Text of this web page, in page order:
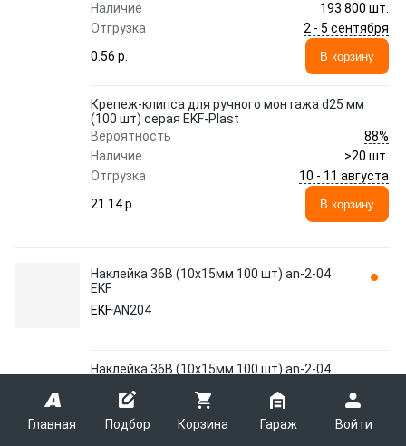
Главная Подбор Корзина Гараж Войти
Наличие
193 800 шт.
Отгрузка
2 - 5 сентября
0.56 p.
В корзину
Крепеж-клипса для ручного монтажа d25 мм
(100 шт) серая EKF-Plast
Вероятность
88%
Наличие
>20 шт.
Отгрузка
10 - 11 августа
21.14 p.
В корзину
Наклейка 36В (10x15мм 100 шт) an-2-04
EKF
EKFAN204
Наклейка 36В (10x15мм 100 шт) an-2-04
Наличие
1 287 шт.
Отгрузка
2 - 5 сентября